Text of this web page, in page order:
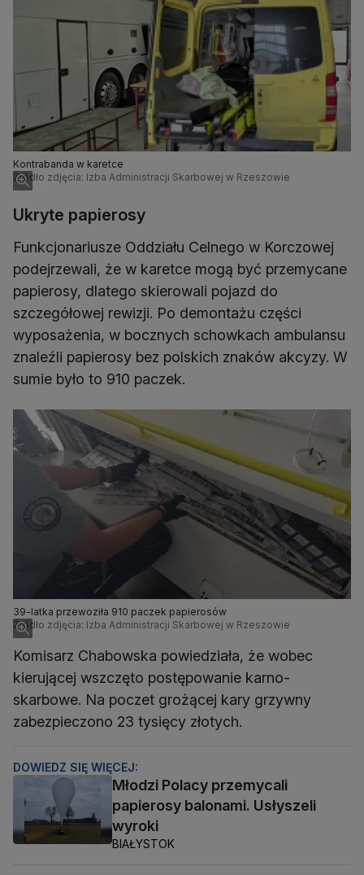
Kontrabanda w karetce
Źródło zdjęcia: Izba Administracji Skarbowej w Rzeszowie
Ukryte papierosy
Funkcjonariusze Oddziału Celnego w Korczowej
podejrzewali, że w karetce mogą być przemycane
papierosy, dlatego skierowali pojazd do
szczegółowej rewizji. Po demontażu części
wyposażenia, w bocznych schowkach ambulansu
znaleźli papierosy bez polskich znaków akcyzy. W
sumie było to 910 paczek.
39-latka przewoziła 910 paczek papierosów
Źródło zdjęcia: Izba Administracji Skarbowej w Rzeszowie
Komisarz Chabowska powiedziała, że wobec
kierującej wszczęto postępowanie karno-
skarbowe. Na poczet grożącej kary grzywny
zabezpieczono 23 tysięcy złotych.
DOWIEDZ SIĘ WIĘCEJ:
Młodzi Polacy przemycali
papierosy balonami. Usłyszeli
wyroki
BIAŁYSTOK